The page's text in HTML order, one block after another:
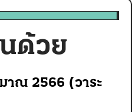
ด้วย
าณ 2566 (วาระ